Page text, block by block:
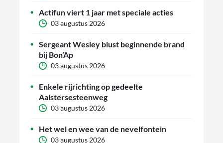
Actifun viert 1 jaar met speciale acties
03 augustus 2026
Sergeant Wesley blust beginnende brand
bij Bon’Ap
03 augustus 2026
Enkele rijrichting op gedeelte
Aalstersesteenweg
03 augustus 2026
Het wel en wee van de nevelfontein
03 augustus 2026